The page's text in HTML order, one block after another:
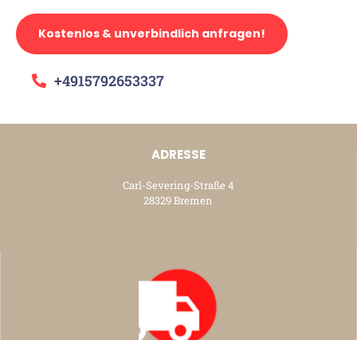
Kostenlos & unverbindlich anfragen!
+4915792653337
ADRESSE
Carl-Severing-Straße 4
28329 Bremen